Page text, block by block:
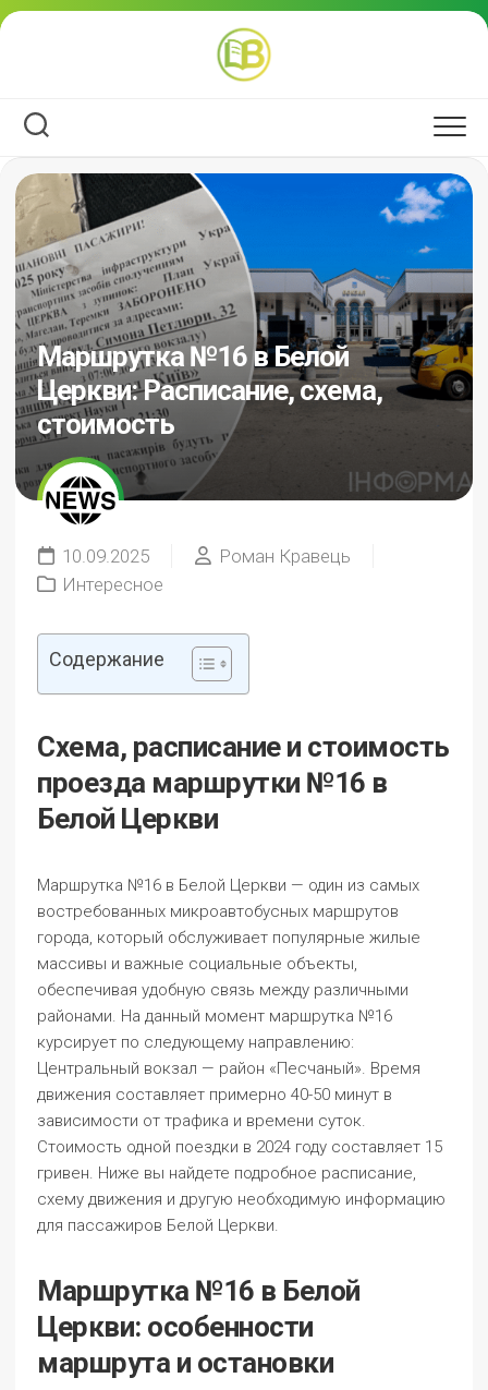
Перейти
Маршрутка №16 в Белой
Церкви: Расписание, схема,
стоимость
10.09.2025
Роман Кравець
Интересное
Содержание
Схема, расписание и стоимость
проезда маршрутки №16 в
Белой Церкви
Маршрутка №16 в Белой Церкви — один из самых
востребованных микроавтобусных маршрутов
города, который обслуживает популярные жилые
массивы и важные социальные объекты,
обеспечивая удобную связь между различными
районами. На данный момент маршрутка №16
курсирует по следующему направлению:
Центральный вокзал — район «Песчаный». Время
движения составляет примерно 40-50 минут в
зависимости от трафика и времени суток.
Стоимость одной поездки в 2024 году составляет 15
гривен. Ниже вы найдете подробное расписание,
схему движения и другую необходимую информацию
для пассажиров Белой Церкви.
Маршрутка №16 в Белой
Церкви: особенности
маршрута и остановки